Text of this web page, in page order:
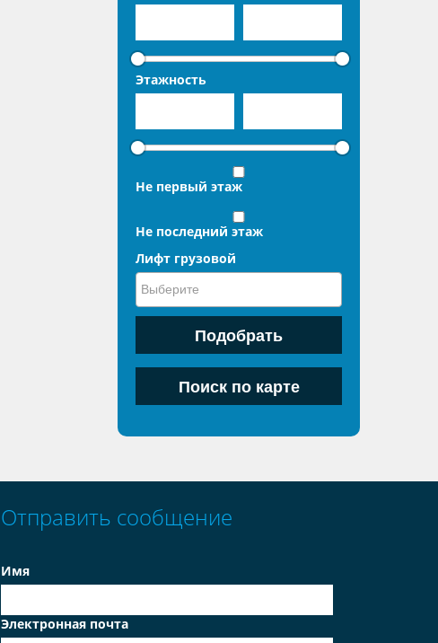
Этажность
Не первый этаж
Не последний этаж
Лифт грузовой
Отправить сообщение
Имя
Электронная почта